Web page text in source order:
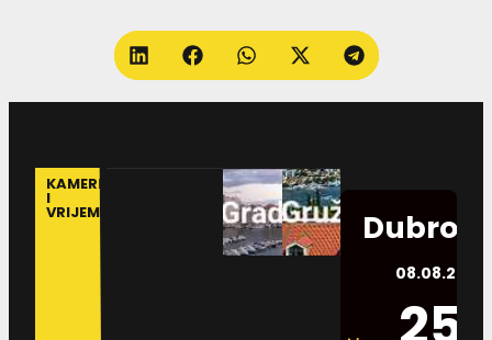
KAMERE
I
VRIJEME
08.08.2026.